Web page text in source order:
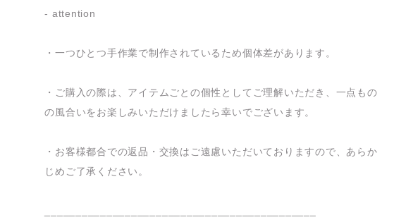
- attention
・一つひとつ手作業で制作されているため個体差があります。
・ご購入の際は、アイテムごとの個性としてご理解いただき、一点もの
の風合いをお楽しみいただけましたら幸いでございます。
・お客様都合での返品・交換はご遠慮いただいておりますので、あらか
じめご了承ください。